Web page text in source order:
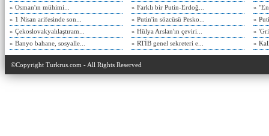
» Osman'ın mühimi...
» 1 Nisan arifesinde son...
» Çekoslovakyalılaştıram...
» Banyo bahane, sosyalle...
» Farklı bir Putin-Erdoğ...
» Putin'in sözcüsü Pesko...
» Hülya Arslan'ın çeviri...
» RTİB genel sekreteri e...
»
»
»
»
©Copyright Turkrus.com - All Rights Reserved